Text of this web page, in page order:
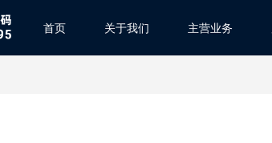
首页 关于我们 主营业务